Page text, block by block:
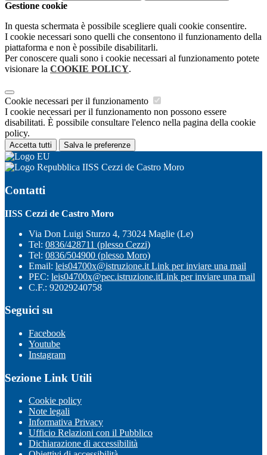
Gestione cookie
In questa schermata è possibile scegliere quali cookie consentire.
I cookie necessari sono quelli che consentono il funzionamento della
piattaforma e non è possibile disabilitarli.
Per conoscere quali sono i cookie necessari al funzionamento potete
visionare la COOKIE POLICY.
Cookie necessari per il funzionamento
I cookie necessari per il funzionamento non possono essere
disabilitati. È possibile consultare l'elenco nella pagina della cookie
policy.
Accetta tutti Salva le preferenze
IISS Cezzi de Castro Moro
Contatti
IISS Cezzi de Castro Moro
Via Don Luigi Sturzo 4, 73024 Maglie (Le)
Tel: 0836/428711 (plesso Cezzi)
Tel: 0836/504900 (plesso Moro)
Email: leis04700x@istruzione.it Link per inviare una mail
PEC: leis04700x@pec.istruzione.itLink per inviare una mail
C.F.: 92029240758
Seguici su
Facebook
Youtube
Instagram
Sezione Link Utili
Cookie policy
Note legali
Informativa Privacy
Ufficio Relazioni con il Pubblico
Dichiarazione di accessibilità